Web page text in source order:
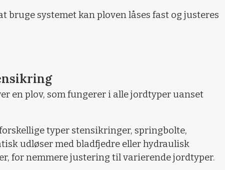
bruge systemet kan ploven låses fast og justeres
en plov, som fungerer i alle jordtyper uanset
typer stensikringer, springbolte,
udløser med bladfjedre eller hydraulisk
for nemmere justering til varierende jordtyper.